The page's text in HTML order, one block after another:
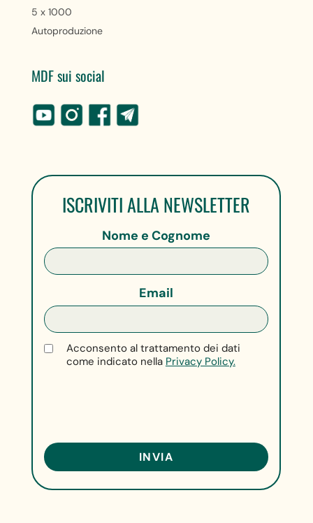
5 x 1000
Autoproduzione
MDF sui social
ISCRIVITI ALLA NEWSLETTER
Nome e Cognome
Email
Acconsento al trattamento dei dati
come indicato nella Privacy Policy.